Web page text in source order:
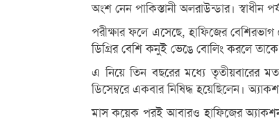
অংশ নেন পাকিস্তানী অলরাউন্ডার। স্বাধীন
পরীক্ষার ফলে এসেছে, হাফিজের
ডিগ্রির বেশি কনুই ভেঙে বোলিং করলে
এ নিয়ে তিন বছরের মধ্যে তৃতীয়বারের
ডিসেম্বরে একবার নিষিদ্ধ হয়েছিলেন।
মাস কয়েক পরই আবারও হাফিজের অ্যাকশন